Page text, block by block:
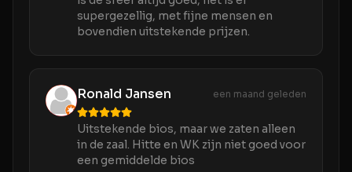
supergezellig, met fijne mensen en
bovendien uitstekende prijzen.
Ronald Jansen een maand geleden
Uitstekende bios, maar we zaten alleen
in de zaal. Hitte en WK zijn niet goed voor
een gemiddelde bios